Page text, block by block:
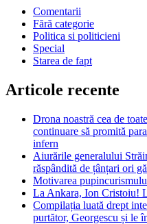
Comentarii
Fără categorie
Politica si politicieni
Special
Starea de fapt
Articole recente
Drona noastră cea de
continuare să promită
infern
Aiurările generalului
răspândită de țânțari ori
Motivarea
La Ankara, Ion Cristoiu!
Compilația luată drept
purtător, Georgescu și le